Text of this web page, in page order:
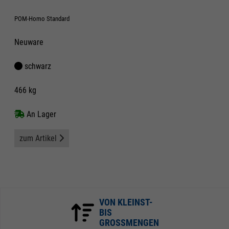
POM-Homo Standard
Neuware
schwarz
466 kg
An Lager
zum Artikel
VON KLEINST-
BIS
GROSSMENGEN